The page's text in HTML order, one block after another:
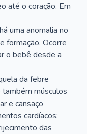
até o coração. Em
uma anomalia no
formação. Ocorre
o bebê desde a
da febre
músculos
e cansaço
cardíacos;
das